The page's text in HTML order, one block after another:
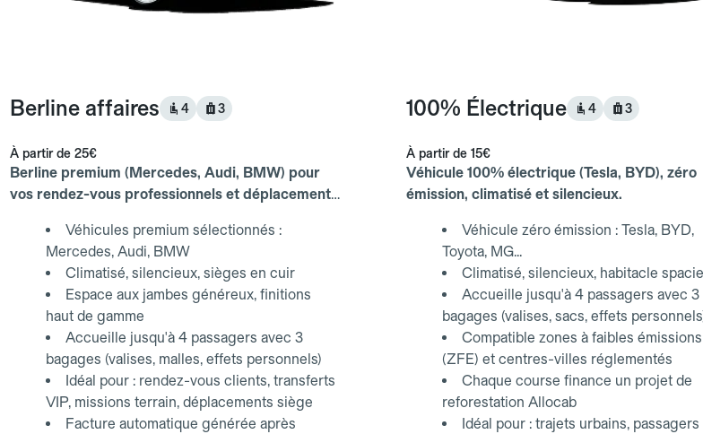
Berline affaires 4 3
À partir de 25€
Berline premium (Mercedes, Audi, BMW) pour
vos rendez-vous professionnels et déplacements
Véhicules premium sélectionnés :
Mercedes, Audi, BMW
Climatisé, silencieux, sièges en cuir
Espace aux jambes généreux, finitions
haut de gamme
Accueille jusqu'à 4 passagers avec 3
bagages (valises, malles, effets personnels)
Idéal pour : rendez-vous clients, transferts
VIP, missions terrain, déplacements siège
Facture automatique générée après
100% Électrique 4 3
À partir de 15€
Véhicule 100% électrique (Tesla, BYD), zéro
émission, climatisé et silencieux.
Véhicule zéro émission : Tesla, BYD,
Toyota, MG...
Climatisé, silencieux, habitacle
Accueille jusqu'à 4 passagers avec 3
bagages (valises, sacs, effets
Compatible zones à faibles émissions
(ZFE) et centres-villes réglementés
Chaque course finance un projet de
reforestation Allocab
Idéal pour : trajets urbains, passagers